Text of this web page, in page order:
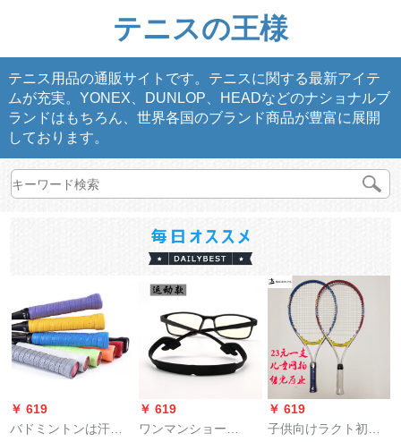
テニスの王様
テニス用品の通販サイトです。テニスに関する最新アイテ
ムが充実。YONEX、DUNLOP、HEADなどのナショナルブ
ランドはもちろん、世界各国のブランド商品が豊富に展開
しております。
￥ 619
バドミントンは汗を
￥ 619
ワンマンショー
￥ 619
子供向けラクト初心